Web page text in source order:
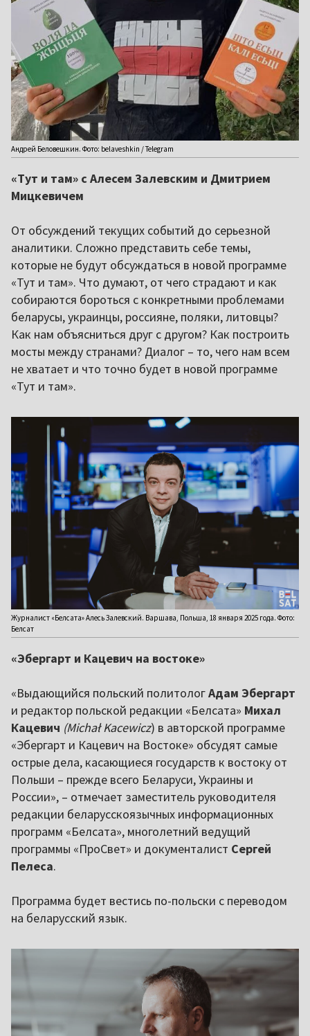
Андрей Беловешкин. Фото: belaveshkin / Telegram
«Тут и там» с Алесем Залевским и Дмитрием
Мицкевичем
От обсуждений текущих событий до серьезной
аналитики. Сложно представить себе темы,
которые не будут обсуждаться в новой программе
«Тут и там». Что думают, от чего страдают и как
собираются бороться с конкретными проблемами
беларусы, украинцы, россияне, поляки, литовцы?
Как нам объясниться друг с другом? Как построить
мосты между странами? Диалог – то, чего нам всем
не хватает и что точно будет в новой программе
«Тут и там».
Журналист «Белсата» Алесь Залевский. Варшава, Польша, 18 января 2025 года. Фото:
Белсат
«Эбергарт и Кацевич на востоке»
«Выдающийся польский политологАдам Эбергарт
и редактор польской редакции «Белсата» Михал
Кацевич (Michał Kacewicz) в авторской программе
«Эбергарт и Кацевич на Востоке» обсудят самые
острые дела, касающиеся государств к востоку от
Польши – прежде всего Беларуси, Украины и
России», – отмечает заместитель руководителя
редакции беларусскоязычных информационных
программ «Белсата», многолетний ведущий
программы «ПроСвет» и документалист Сергей
Пелеса.
Программа будет вестись по-польски с переводом
на беларусский язык.